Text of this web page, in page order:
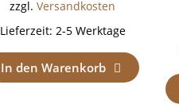
zzgl.Versandkosten
Lieferzeit: 2-5 Werktage
In den Warenkorb